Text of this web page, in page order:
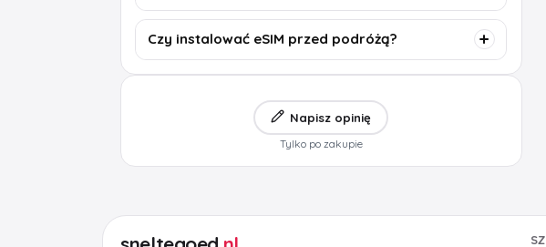
Czy instalować eSIM przed podróżą?
Napisz opinię
Tylko po zakupie